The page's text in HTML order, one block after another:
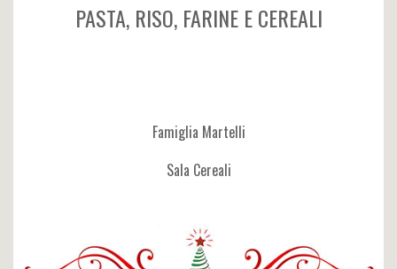
PASTA, RISO, FARINE E CEREALI
Famiglia Martelli
Sala Cereali